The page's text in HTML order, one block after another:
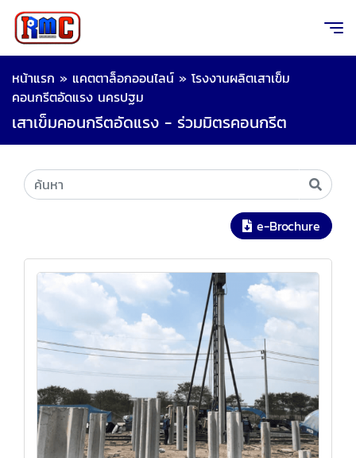
หน้าแรก » แคตตาล็อกออนไลน์ » โรงงานผลิตเสาเข็ม
คอนกรีตอัดแรง นครปฐม
เสาเข็มคอนกรีตอัดแรง - ร่วมมิตรคอนกรีต
e-Brochure